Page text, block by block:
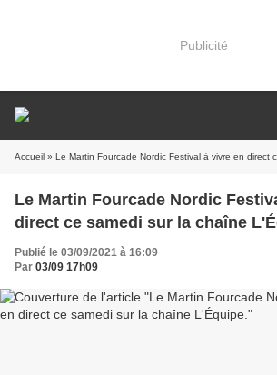
Publicité
Accueil » Le Martin Fourcade Nordic Festival à vivre en direct ce
Le Martin Fourcade Nordic
direct ce samedi sur la chaîne
Publié le 03/09/2021 à 16:09
Par 03/09 17h09